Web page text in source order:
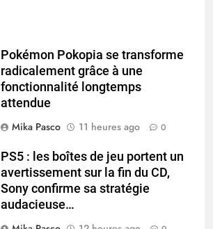
Pokémon Pokopia se transforme
radicalement grâce à une
fonctionnalité longtemps
attendue
Mika Pasco
11 heures ago 0
PS5 : les boîtes de jeu portent un
avertissement sur la fin du CD,
Sony confirme sa stratégie
audacieuse…